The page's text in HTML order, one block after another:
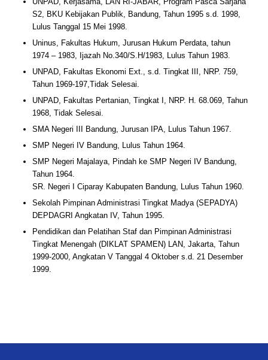
S2, BKU Kebijakan Publik, Bandung, Tahun 1995 s.d. 1998,
Lulus Tanggal 15 Mei 1998.
Uninus, Fakultas Hukum, Jurusan Hukum Perdata, tahun
1974 – 1983, Ijazah No.340/S.H/1983, Lulus Tahun 1983.
UNPAD, Fakultas Ekonomi Ext., s.d. Tingkat III, NRP. 759,
Tahun 1969-197,Tidak Selesai.
UNPAD, Fakultas Pertanian, Tingkat I, NRP. H. 68.069, Tahun
1968, Tidak Selesai.
SMA Negeri III Bandung, Jurusan IPA, Lulus Tahun 1967.
SMP Negeri IV Bandung, Lulus Tahun 1964.
SMP Negeri Majalaya, Pindah ke SMP Negeri IV Bandung,
Tahun 1964.
SR. Negeri I Ciparay Kabupaten Bandung, Lulus Tahun 1960.
Sekolah Pimpinan Administrasi Tingkat Madya (SEPADYA)
DEPDAGRI Angkatan IV, Tahun 1995.
Pendidikan dan Pelatihan Staf dan Pimpinan Administrasi
Tingkat Menengah (DIKLAT SPAMEN) LAN, Jakarta, Tahun
1999-2000, Angkatan V Tanggal 4 Oktober s.d. 21 Desember
1999.